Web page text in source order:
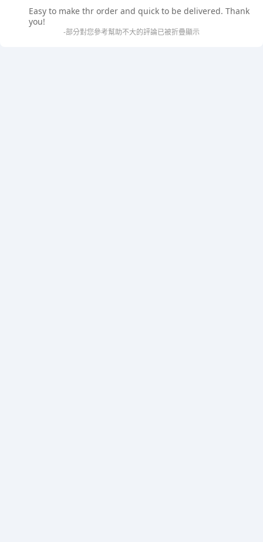
Easy to make thr order and quick to be delivered. Thank
you!
-部分對您參考幫助不大的評論已被折疊顯示